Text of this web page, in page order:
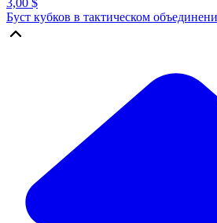
Буст кубков в тактическом